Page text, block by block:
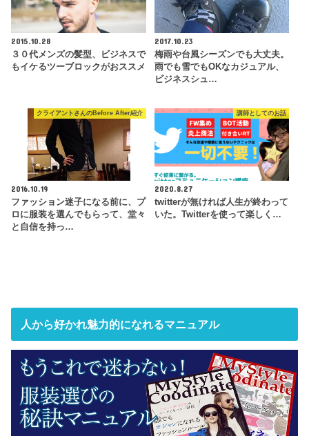
2015.10.28
３０代メンズの髪型、ビジネスで
もイケるツーブロックがおススメ
2017.10.23
梅雨や台風シーズンでも大丈夫。
雨でも雪でもOKなカジュアル、
ビジネスシュ…
クライアントさんのBefore After紹介
2016.10.19
ファッション迷子になる前に、プ
ロに服装を選んでもらって、堂々
と自信を持っ…
講師としてのお話
2020.8.27
twitterが無ければ人生が終わって
いた。Twitterを使って楽しく…
人から好かれ魅力的になれるマニュアル